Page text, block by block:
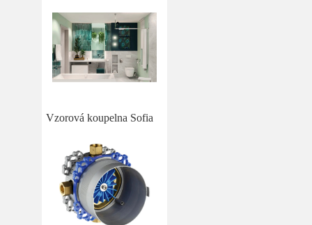
Vzorová koupelna Sofia